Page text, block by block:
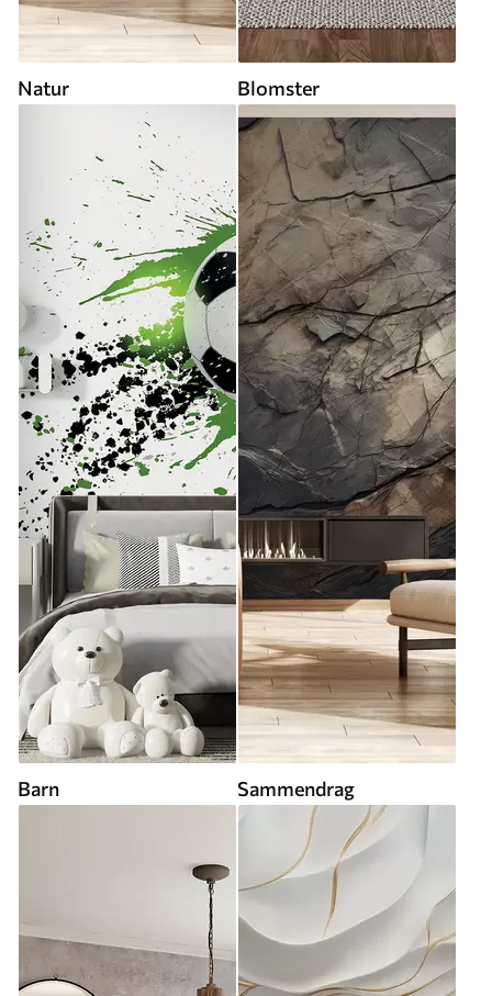
Natur Blomster
Barn Sammendrag